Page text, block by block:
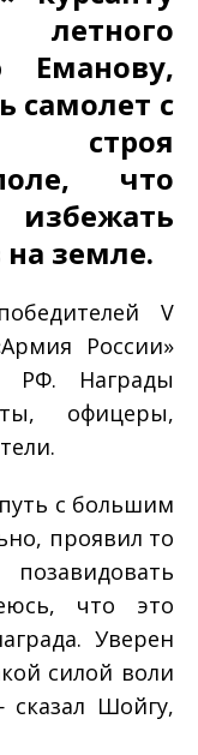
летного
самолет с
строя
что
земле.
V
России»
РФ. Награды
офицеры,
с большим
проявил то
что это
Уверен
силой воли
Шойгу,